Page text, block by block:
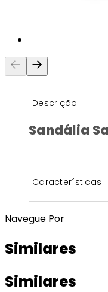
Descrição
Sandália
Características
Navegue Por
Similares
Similares